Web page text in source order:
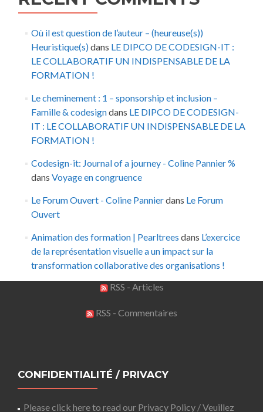
Où il est question de l’auteur – (heureuse(s))
Heuristique(s)dans LE DIPCO DE CODESIGN-IT :
LE COLLABORATIF UN INDISPENSABLE DE LA
FORMATION !
Le cheminement : 1 – sponsorship et inclusion –
Famille & codesigndans LE DIPCO DE CODESIGN-
IT : LE COLLABORATIF UN INDISPENSABLE DE LA
FORMATION !
Codesign-it: Journal of a journey - Coline Pannier %
dans Voyage en congruence
Le Forum Ouvert - Coline Pannierdans Le Forum
Ouvert
Animation des formation | Pearltrees dans L’exercice
de la représentation visuelle a un impact sur la
transformation collaborative des organisations !
RSS - Articles
RSS - Commentaires
CONFIDENTIALITÉ / PRIVACY
Please click here to read our Privacy Policy / Veuillez